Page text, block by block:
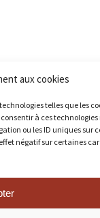
aux cookies
telles que les
à ces
ou les ID uniques sur
négatif sur certaines